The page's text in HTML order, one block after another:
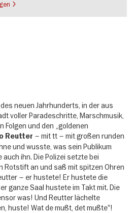
neuen Jahrhunderts, in der aus
voller Paradeschritte, Marschmusik,
Folgen und den „goldenen
Reutter – mit tt – mit großen runden
und wusste, was sein Publikum
ihn. Die Polizei setzte bei
Rotstift an und saß mit spitzen Ohren
– er hustete! Er hustete die
ganze Saal hustete im Takt mit. Die
was! Und Reutter lächelte
huste! Wat de mußt, det mußte"!